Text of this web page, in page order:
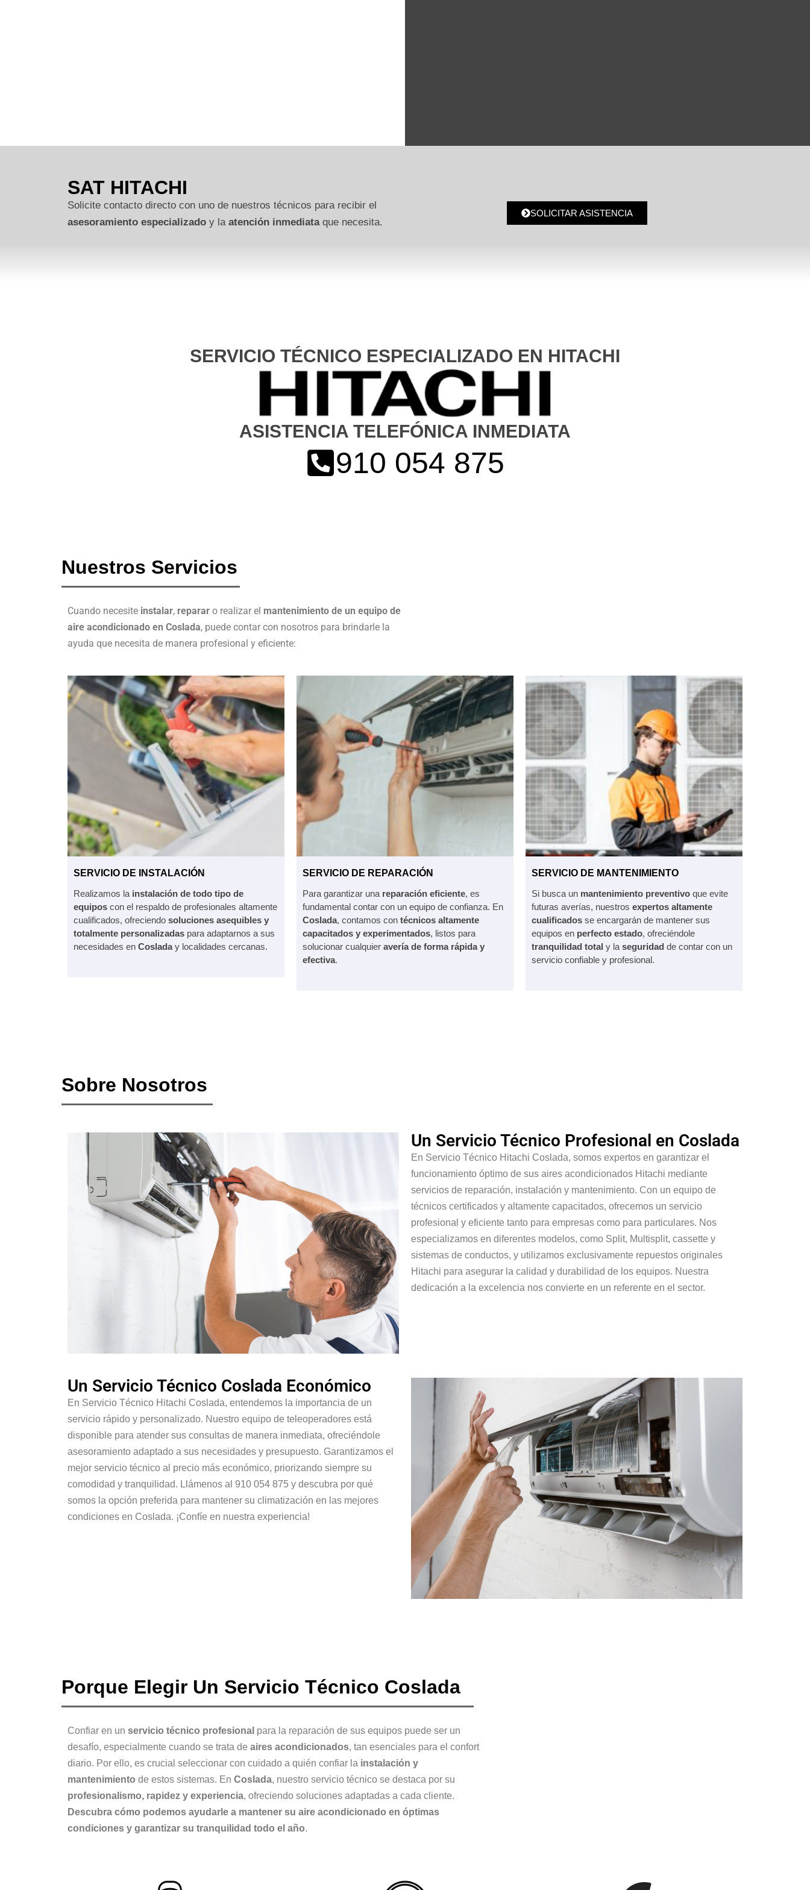
SAT HITACHI
Solicite contacto directo con uno de nuestros técnicos para recibir el
asesoramiento especializado y la atención inmediataque necesita.
SOLICITAR ASISTENCIA
SERVICIO TÉCNICO ESPECIALIZADO EN HITACHI
ASISTENCIA TELEFÓNICA INMEDIATA
910 054 875
Nuestros Servicios
Cuando necesite instalar, reparar o realizar el mantenimiento de un equipo de
aire acondicionado en Coslada, puede contar con nosotros para brindarle la
ayuda que necesita de manera profesional y eficiente:
SERVICIO DE INSTALACIÓN
Realizamos la instalación de todo tipo de
equipos con el respaldo de profesionales altamente
cualificados, ofreciendo soluciones asequibles y
totalmente personalizadas para adaptarnos a sus
necesidades en Cosladay localidades cercanas.
SERVICIO DE REPARACIÓN
Para garantizar una reparación eficiente, es
fundamental contar con un equipo de confianza. En
Coslada, contamos con técnicos altamente
capacitados y experimentados, listos para
solucionar cualquier avería de forma rápida y
efectiva.
SERVICIO DE MANTENIMIENTO
Si busca un mantenimiento preventivo que evite
futuras averías, nuestros expertos altamente
cualificados se encargarán de mantener sus
equipos en perfecto estado, ofreciéndole
tranquilidad total y la seguridad de contar con un
servicio confiable y profesional.
Sobre Nosotros
Un Servicio Técnico Profesional en Coslada
En Servicio Técnico Hitachi Coslada, somos expertos en garantizar el
funcionamiento óptimo de sus aires acondicionados Hitachi mediante
servicios de reparación, instalación y mantenimiento. Con un equipo de
técnicos certificados y altamente capacitados, ofrecemos un servicio
profesional y eficiente tanto para empresas como para particulares. Nos
especializamos en diferentes modelos, como Split, Multisplit, cassette y
sistemas de conductos, y utilizamos exclusivamente repuestos originales
Hitachi para asegurar la calidad y durabilidad de los equipos. Nuestra
dedicación a la excelencia nos convierte en un referente en el sector.
Un Servicio Técnico Coslada Económico
En Servicio Técnico Hitachi Coslada, entendemos la importancia de un
servicio rápido y personalizado. Nuestro equipo de teleoperadores está
disponible para atender sus consultas de manera inmediata, ofreciéndole
asesoramiento adaptado a sus necesidades y presupuesto. Garantizamos el
mejor servicio técnico al precio más económico, priorizando siempre su
comodidad y tranquilidad. Llámenos al 910 054 875 y descubra por qué
somos la opción preferida para mantener su climatización en las mejores
condiciones en Coslada. ¡Confíe en nuestra experiencia!
Porque Elegir Un Servicio Técnico Coslada
Confiar en un servicio técnico profesional para la reparación de sus equipos puede ser un
desafío, especialmente cuando se trata de aires acondicionados, tan esenciales para el confort
diario. Por ello, es crucial seleccionar con cuidado a quién confiar la instalación y
mantenimiento de estos sistemas. En Coslada, nuestro servicio técnico se destaca por su
profesionalismo, rapidez y experiencia, ofreciendo soluciones adaptadas a cada cliente.
Descubra cómo podemos ayudarle a mantener su aire acondicionado en óptimas
condiciones y garantizar su tranquilidad todo el año.